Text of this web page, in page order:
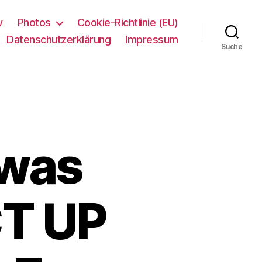
Photos
Cookie-Richtlinie (EU)
Datenschutzerklärung
Impressum
Suche
UP